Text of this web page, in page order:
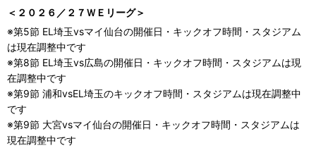
＜２０２６／２７ＷＥリーグ＞
※第5節 EL埼玉vsマイ仙台の開催日・キックオフ時間・スタジアム
は現在調整中です
※第8節 EL埼玉vs広島の開催日・キックオフ時間・スタジアムは現
在調整中です
※第9節 浦和vsEL埼玉のキックオフ時間・スタジアムは現在調整中
です
※第9節 大宮vsマイ仙台の開催日・キックオフ時間・スタジアムは
現在調整中です